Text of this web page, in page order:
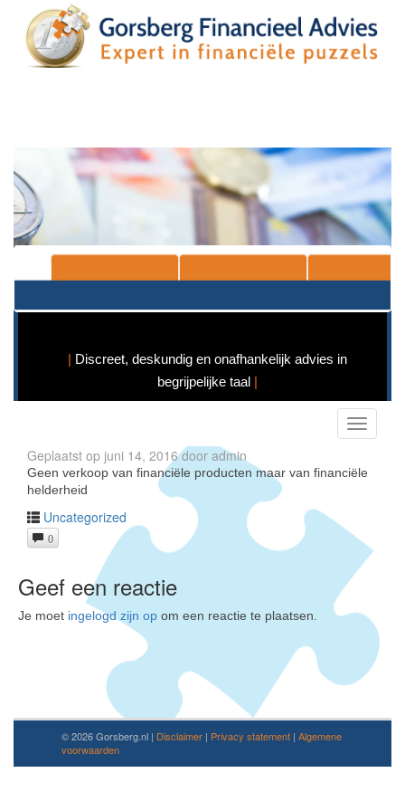
Discreet, deskundig en onafhankelijk advies in
begrijpelijke taal
Toggle
Geplaatst op juni 14, 2016door admin
Geen verkoop van financiële producten maar van financiële
helderheid
Uncategorized
0
Geef een reactie
Je moet ingelogd zijn op om een reactie te plaatsen.
© 2026 Gorsberg.nl | Disclaimer | Privacy statement | Algemene
voorwaarden